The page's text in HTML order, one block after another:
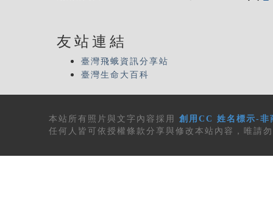
友站連結
臺灣飛蛾資訊分享站
臺灣生命大百科
本站所有 照片與文字內容 採用 創用CC 姓名標示-
任何人皆可依授權條款分享與修改本站內容，唯請